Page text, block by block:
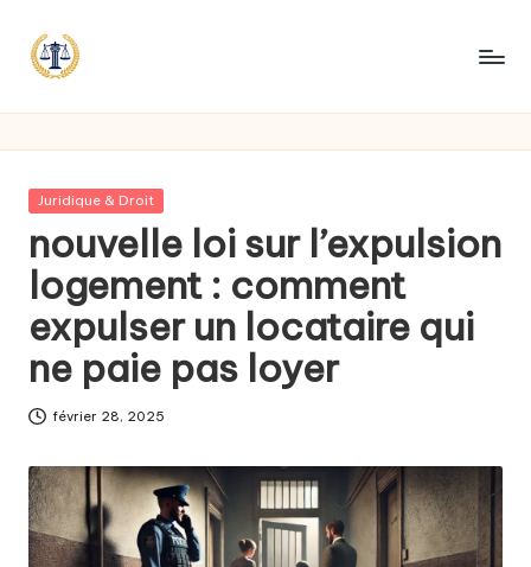
Posted
Juridique & Droit
nouvelle loi sur l’expulsion
logement : comment
expulser un locataire qui
ne paie pas loyer
février 28, 2025